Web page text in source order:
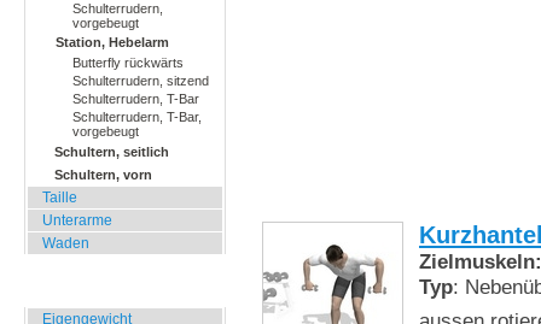
Schulterrudern,
vorgebeugt
Station, Hebelarm
Butterfly rückwärts
Schulterrudern, sitzend
Schulterrudern, T-Bar
Schulterrudern, T-Bar,
vorgebeugt
Schultern, seitlich
Schultern, vorn
Taille
Unterarme
Waden
Eigengewicht
Zielmuskeln:
Typ: